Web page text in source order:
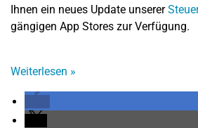
Ihnen ein neues Update unserer
gängigen App Stores zur Verfügung.
Weiterlesen »